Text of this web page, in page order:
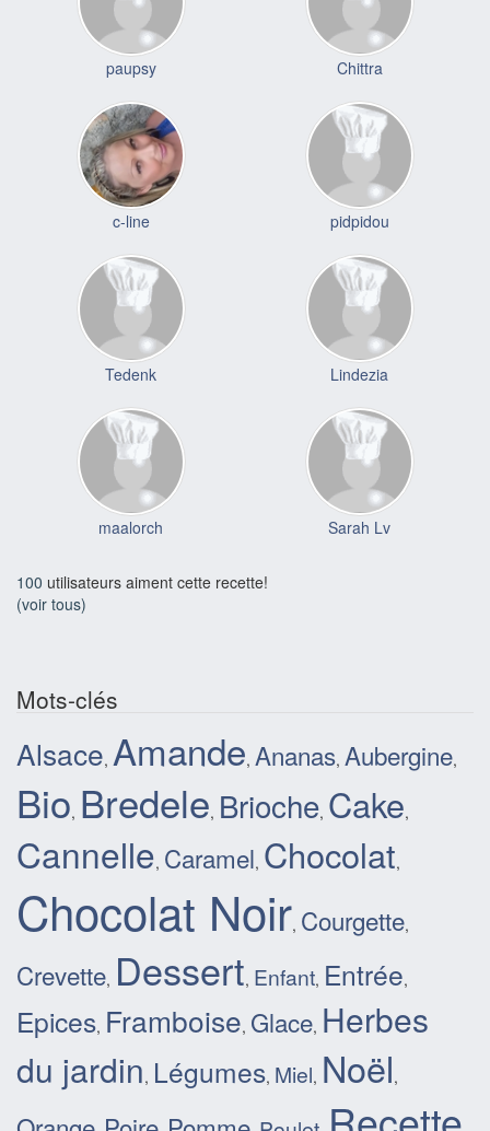
paupsy Chittra
c-line pidpidou
Tedenk Lindezia
maalorch Sarah Lv
100 utilisateurs aiment cette recette!
(voir tous)
Mots-clés
Alsace, Amande, Ananas, Aubergine,
Bio, Bredele, Brioche, Cake,
Cannelle, Caramel, Chocolat,
Chocolat Noir, Courgette,
Crevette, Dessert, Enfant, Entrée,
Epices, Framboise, Glace, Herbes
du jardin, Légumes, Miel, Noël,